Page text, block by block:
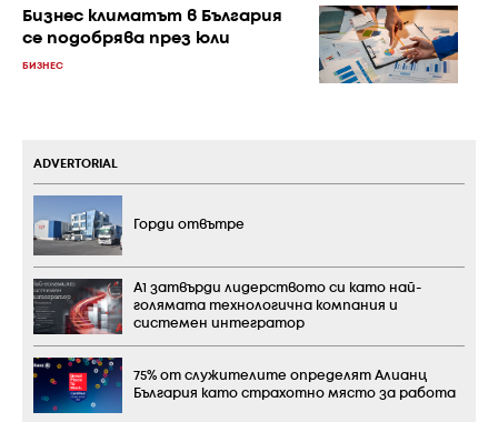
Бизнес климатът в България
се подобрява през юли
БИЗНЕС
ADVERTORIAL
Горди отвътре
А1 затвърди лидерството си като най-
голямата технологична компания и
системен интегратор
75% от служителите определят Алианц
България като страхотно място за работа